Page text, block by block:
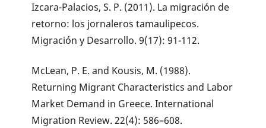
Izcara-Palacios, S. P. (2011). La migración de
retorno: los jornaleros tamaulipecos.
Migración y Desarrollo. 9(17): 91-112.
McLean, P. E. and Kousis, M. (1988).
Returning Migrant Characteristics and Labor
Market Demand in Greece. International
Migration Review. 22(4): 586–608.